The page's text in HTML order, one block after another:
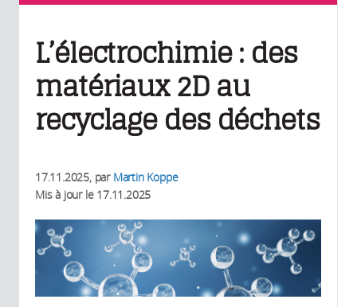
L’électrochimie : des
matériaux 2D au
recyclage des déchets
17.11.2025, par Martin Koppe
Mis à jour le 17.11.2025